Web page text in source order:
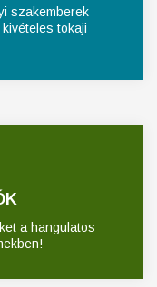
szakemberek
tokaji
a hangulatos